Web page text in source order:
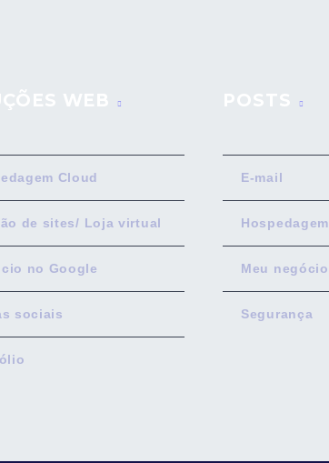
Cloud
de sites/ Loja virtual
no Google
sociais
E-mail
Hospedagem
Meu negócio
Segurança